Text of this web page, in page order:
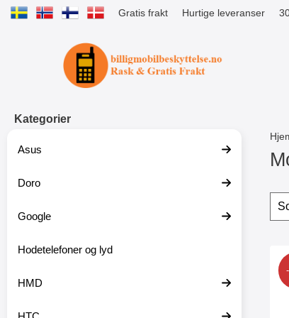
Gratis frakt Hurtige leveranser
Startsiden for Tibro Billiga
Kategorier
Asus
Doro
Google
Hodetelefoner og lyd
HMD
å
ip